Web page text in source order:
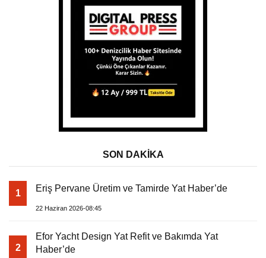
SON DAKİKA
1 Eriş Pervane Üretim ve Tamirde Yat Haber’de
22 Haziran 2026-08:45
2
Efor Yacht Design Yat Refit ve Bakımda Yat
Haber’de